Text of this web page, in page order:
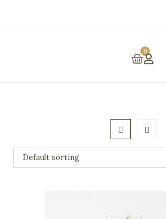
0
Default sorting